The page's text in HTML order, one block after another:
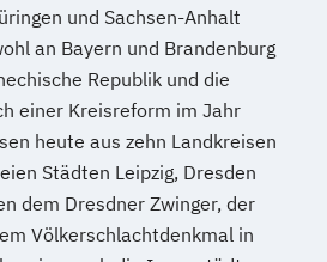
und Sachsen-Anhalt
an Bayern und Brandenburg
Republik und die
einer Kreisreform im Jahr
heute aus zehn Landkreisen
Städten Leipzig, Dresden
dem Dresdner Zwinger, der
Völkerschlachtdenkmal in